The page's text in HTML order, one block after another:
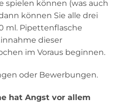
spielen können (was auch
können Sie alle drei
ml. Pipettenflasche
dieser
im Voraus beginnen.
oder Bewerbungen.
hat Angst vor allem